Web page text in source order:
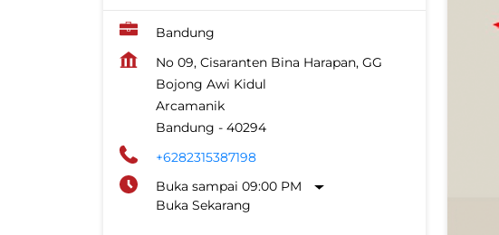
Bandung
No 09, Cisaranten Bina Harapan, GG
Bojong Awi Kidul
Arcamanik
Bandung - 40294
+6282315387198
Buka sampai 09:00 PM
Buka Sekarang